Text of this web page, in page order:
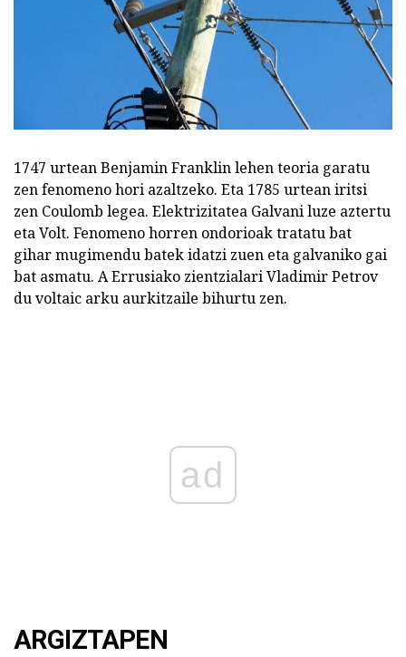
1747 urtean Benjamin Franklin lehen teoria garatu
zen fenomeno hori azaltzeko. Eta 1785 urtean iritsi
zen Coulomb legea. Elektrizitatea Galvani luze aztertu
eta Volt. Fenomeno horren ondorioak tratatu bat
gihar mugimendu batek idatzi zuen eta galvaniko gai
bat asmatu. A Errusiako zientzialari Vladimir Petrov
du voltaic arku aurkitzaile bihurtu zen.
ad
ARGIZTAPEN